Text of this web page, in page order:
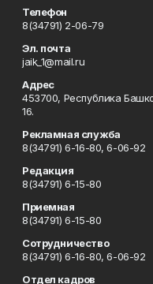
Телефон
8(34791) 2-06-79
Эл. почта
jaik_1@mail.ru
Адрес
453700, Республика
16.
Рекламная служба
8(34791) 6-16-80, 6-06-92
Редакция
8(34791) 6-15-80
Приемная
8(34791) 6-15-80
Сотрудничество
8(34791) 6-16-80, 6-06-92
Отдел кадров